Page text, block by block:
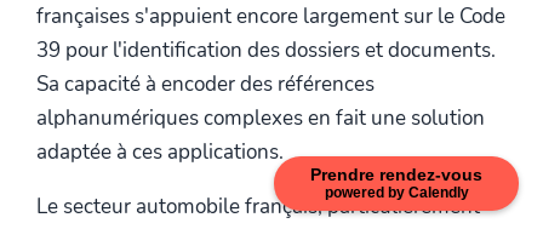
Prendre rendez-vous
powered by Calendly
françaises s'appuient encore largement sur le Code
39 pour l'identification des dossiers et documents.
Sa capacité à encoder des références
alphanumériques complexes en fait une solution
adaptée à ces applications.
Le secteur automobile français, particulièrement